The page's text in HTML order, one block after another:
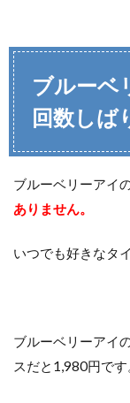
ブルーベ
回数しば
ブルーベリーアイ
ありません。
いつでも好きなタ
ブルーベリーアイ
スだと1,980円です